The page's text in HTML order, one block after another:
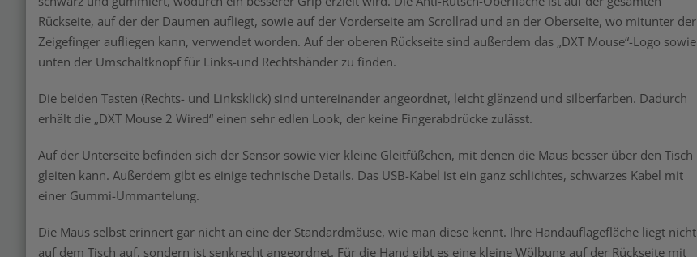
Rückseite, auf der der Daumen aufliegt, sowie auf der Vorderseite am Scrollrad und an der Oberseite, wo mitunter der
Zeigefinger aufliegen kann, verwendet worden. Auf der oberen Rückseite sind außerdem das „DXT Mouse“-Logo sowie
unten der Umschaltknopf für Links-und Rechtshänder zu finden.
Die beiden Tasten (Rechts- und Linksklick) sind untereinander angeordnet, leicht glänzend und silberfarben. Dadurch
erhält die „DXT Mouse 2 Wired“ einen sehr edlen Look, der keine Fingerabdrücke zulässt.
Auf der Unterseite befinden sich der Sensor sowie vier kleine Gleitfüßchen, mit denen die Maus besser über den Tisch
gleiten kann. Außerdem gibt es einige technische Details. Das USB-Kabel ist ein ganz schlichtes, schwarzes Kabel mit
einer Gummi-Ummantelung.
Die Maus selbst erinnert gar nicht an eine der Standardmäuse, wie man diese kennt. Ihre Handauflagefläche liegt nicht
auf dem Tisch auf, sondern ist senkrecht angeordnet. Für die Hand gibt es eine kleine Wölbung auf der Rückseite mit